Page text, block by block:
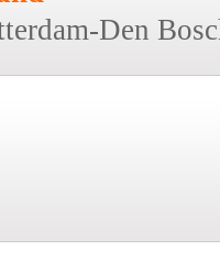
Den